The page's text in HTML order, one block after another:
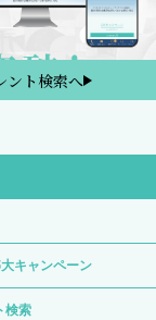
ント検索へ
キャンペーン
検索